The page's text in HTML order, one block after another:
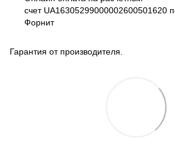
счет UA16305299000002600501620
Форнит
Гарантия от производителя.